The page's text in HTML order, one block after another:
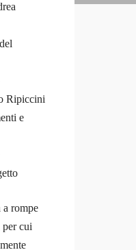
Ripiccini
e
a rompe
cui